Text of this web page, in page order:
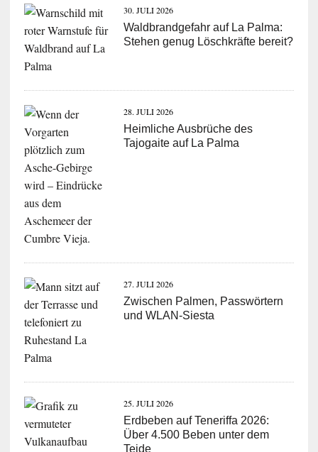
30. JULI 2026
Waldbrandgefahr auf La Palma:
Stehen genug Löschkräfte bereit?
28. JULI 2026
Heimliche Ausbrüche des
Tajogaite auf La Palma
27. JULI 2026
Zwischen Palmen, Passwörtern
und WLAN-Siesta
25. JULI 2026
Erdbeben auf Teneriffa 2026:
Über 4.500 Beben unter dem
Teide